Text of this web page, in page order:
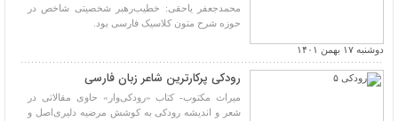
محمدجعفر یاحقی: خطیب‌رهبر شخصیتی شاخص در
حوزه شرح متون کلاسیک فارسی بود.
دوشنبه ۱۷ بهمن ۱۴۰۱
رودکی پرکارترین شاعر زبان فارسی
میراث مکتوب- کتاب «رودکی‌وار» حاوی مقالاتی در
شعر و اندیشه رودکی به کوشش مرضیه دلیری‌اصل و